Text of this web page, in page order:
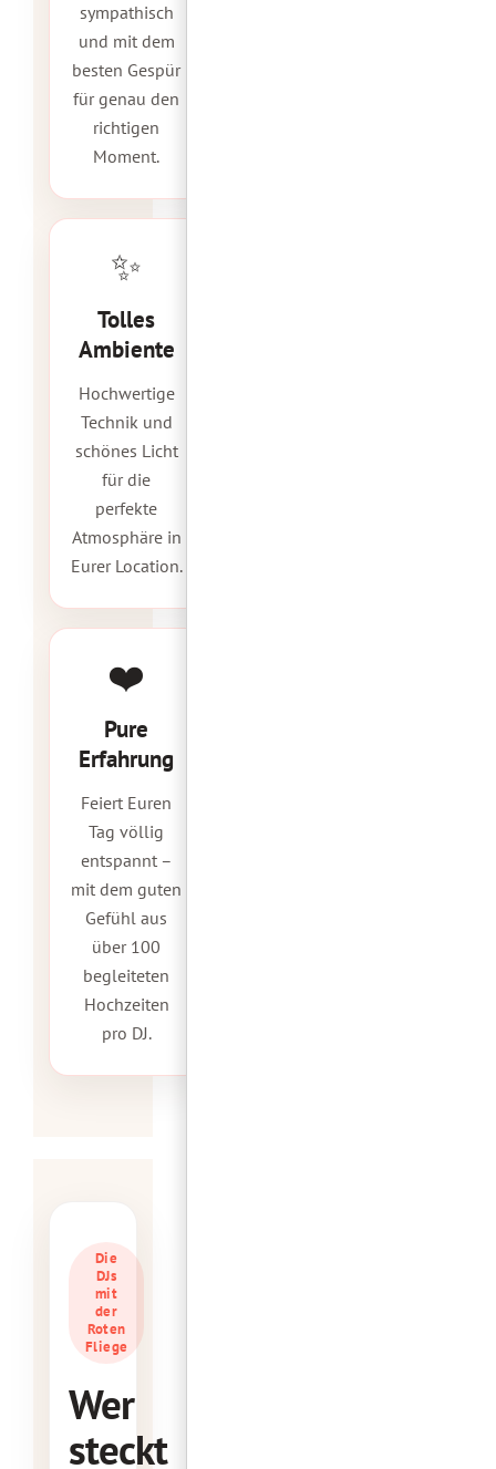
sympathisch
und mit dem
besten Gespür
für genau den
richtigen
Moment.
✨
Tolles
Ambiente
Hochwertige
Technik und
schönes Licht
für die
perfekte
Atmosphäre in
Eurer Location.
❤️
Pure
Erfahrung
Feiert Euren
Tag völlig
entspannt –
mit dem guten
Gefühl aus
über 100
begleiteten
Hochzeiten
pro DJ.
Die
DJs
mit
der
Roten
Fliege
Wer
steckt